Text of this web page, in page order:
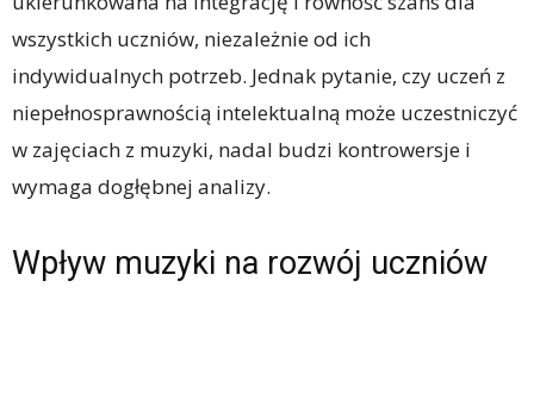
wszystkich uczniów, niezależnie od ich
indywidualnych potrzeb. Jednak pytanie, czy uczeń z
niepełnosprawnością intelektualną może uczestniczyć
w zajęciach z muzyki, nadal budzi kontrowersje i
wymaga dogłębnej analizy.
Wpływ muzyki na rozwój uczniów